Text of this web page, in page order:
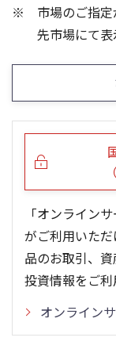
13週移
0
1,500
5ヶ月移
0
1,500市場のご指
先市場にて表
「オンライン
がご利用いた
品のお取引、
投資情報をご利
オンライン